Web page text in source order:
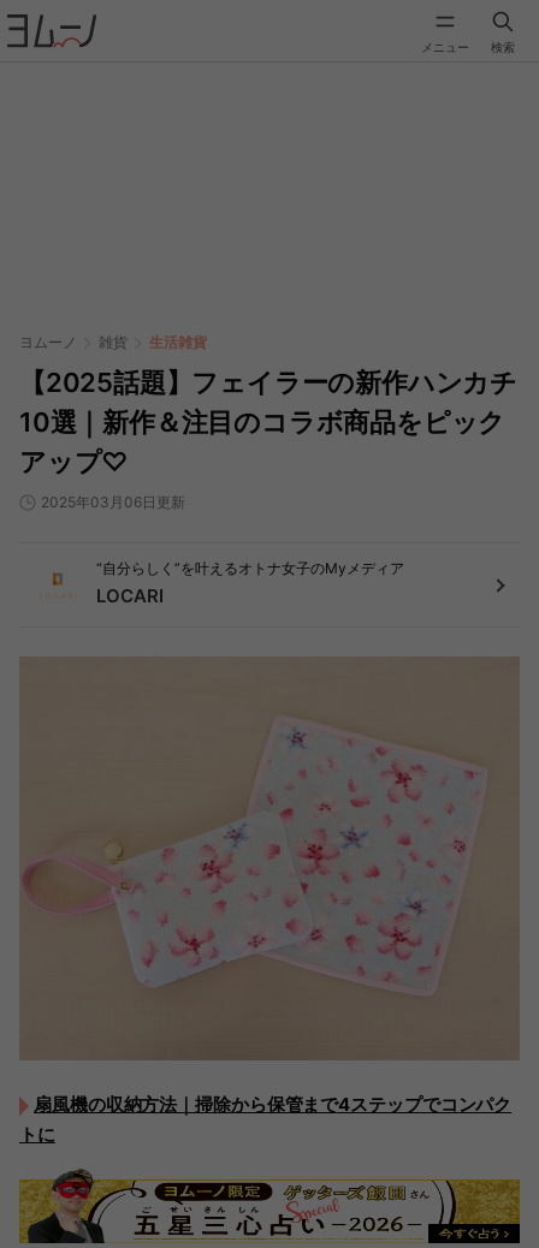
メニュー 検索
ヨムーノ 雑貨 生活雑貨
【2025話題】フェイラーの新作ハンカチ
10選｜新作＆注目のコラボ商品をピック
アップ♡
2025年03月06日更新
“自分らしく”を叶えるオトナ女子のMyメディア
LOCARI
扇風機の収納方法｜掃除から保管まで4ステップでコンパク
トに